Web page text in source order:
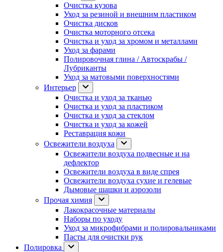
Очистка кузова
Уход за резиной и внешним пластиком
Очистка дисков
Очистка моторного отсека
Очистка и уход за хромом и металлами
Уход за фарами
Полировочная глина / Автоскрабы /
Лубриканты
Уход за матовыми поверхностями
Интерьер
Очистка и уход за тканью
Очистка и уход за пластиком
Очистка и уход за стеклом
Очистка и уход за кожей
Реставрация кожи
Освежители воздуха
Освежители воздуха подвесные и на
дефлектор
Освежители воздуха в виде спрея
Освежители воздуха сухие и гелевые
Дымовые шашки и аэрозоли
Прочая химия
Лакокрасочные материалы
Наборы по уходу
Уход за микрофибрами и полировальниками
Пасты для очистки рук
Полировка